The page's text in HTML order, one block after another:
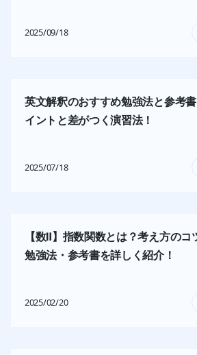
2025/09/18
英文解釈のおすすめ勉強法と参考
イントと差がつく演習法！
2025/07/18
【数Ⅱ】指数関数とは？考え方の
勉強法・参考書を詳しく紹介！
2025/02/20